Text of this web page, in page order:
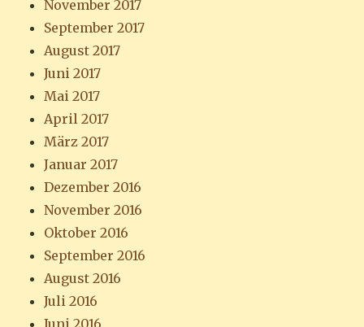
November 2017
September 2017
August 2017
Juni 2017
Mai 2017
April 2017
März 2017
Januar 2017
Dezember 2016
November 2016
Oktober 2016
September 2016
August 2016
Juli 2016